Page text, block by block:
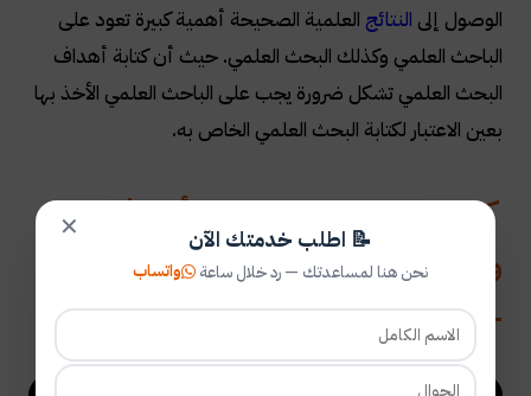
الوصول إلى النتائج العلمية الصحيحة أهمية كبيرة تعود على
الباحث العلمي وكذلك البحث العلمي. حيث أن كتابة أهداف
البحث العلمي تشكل ضرورة يجب على الباحث العلمي الأخذ بها
بعين الاعتبار لكتابة البحث العلمي الخاص به.
كيف تختار موضوع ، سؤال، أهداف
- ترجمة المنارة
✕ 📝 اطلب خدمتك الآن
نحن هنا لمساعدتك — رد خلال ساعة واتساب